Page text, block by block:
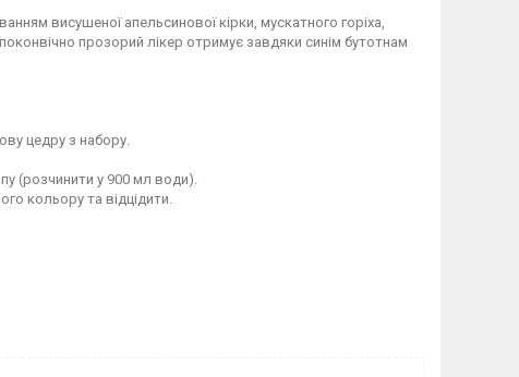
висушеної апельсинової кірки, мускатного горіха,
прозорий лікер отримує завдяки синім бутотнам
цедру з набору.
(розчинити у 900 мл води).
кольору та відцідити.